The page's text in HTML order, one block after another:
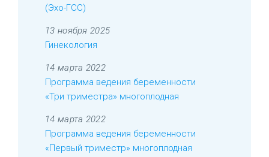
(Эхо-ГСС)
13 ноября 2025
Гинекология
14 марта 2022
Программа ведения беременности
«Три триместра» многоплодная
14 марта 2022
Программа ведения беременности
«Первый триместр» многоплодная